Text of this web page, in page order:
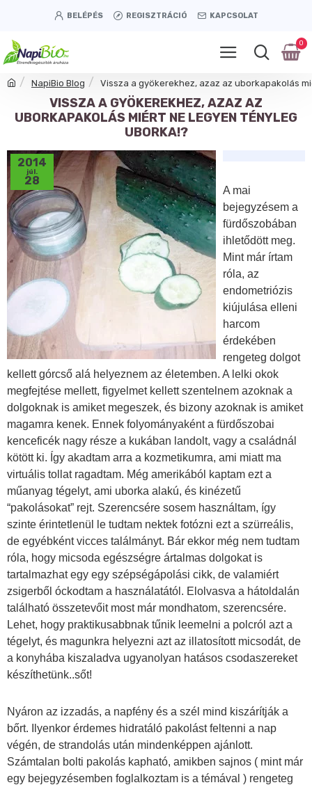
BELÉPÉS REGISZTRÁCIÓ KAPCSOLAT
0
NapiBio Blog Vissza a gyökerekhez, azaz az uborkapakolás
VISSZA A GYÖKEREKHEZ, AZAZ AZ
UBORKAPAKOLÁS MIÉRT NE LEGYEN TÉNYLEG
UBORKA!?
2014
júl.
28
A mai
bejegyzésem a
fürdőszobában
ihletődött meg.
Mint már írtam
róla, az
endometriózis
kiújulása elleni
harcom
érdekében
rengeteg dolgot
kellett górcső alá helyeznem az életemben. A lelki okok
megfejtése mellett, figyelmet kellett szentelnem azoknak a
dolgoknak is amiket megeszek, és bizony azoknak is amiket
magamra kenek. Ennek folyományaként a fürdőszobai
kenceficék nagy része a kukában landolt, vagy a családnál
kötött ki. Így akadtam arra a kozmetikumra, ami miatt ma
virtuális tollat ragadtam. Még amerikából kaptam ezt a
műanyag tégelyt, ami uborka alakú, és kinézetű
“pakolásokat” rejt. Szerencsére sosem használtam, így
szinte érintetlenül le tudtam nektek fotózni ezt a szürreális,
de egyébként vicces találmányt. Bár ekkor még nem tudtam
róla, hogy micsoda egészségre ártalmas dolgokat is
tartalmazhat egy egy szépségápolási cikk, de valamiért
zsigerből óckodtam a használatától. Elolvasva a hátoldalán
található összetevőit most már mondhatom, szerencsére.
Lehet, hogy praktikusabbnak tűnik leemelni a polcról azt a
tégelyt, és magunkra helyezni azt az illatosított micsodát, de
a konyhába kiszaladva ugyanolyan hatásos csodaszereket
készíthetünk..sőt!
Nyáron az izzadás, a napfény és a szél mind kiszárítják a
bőrt. Ilyenkor érdemes hidratáló pakolást feltenni a nap
végén, de strandolás után mindenképpen ajánlott.
Számtalan bolti pakolás kapható, amikben sajnos ( mint már
egy bejegyzésemben foglalkoztam is a témával ) rengeteg